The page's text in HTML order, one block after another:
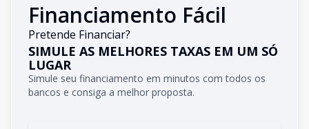
Financiamento Fácil
Pretende Financiar?
SIMULE AS MELHORES TAXAS EM UM SÓ
LUGAR
Simule seu financiamento em minutos com todos os
bancos e consiga a melhor proposta.